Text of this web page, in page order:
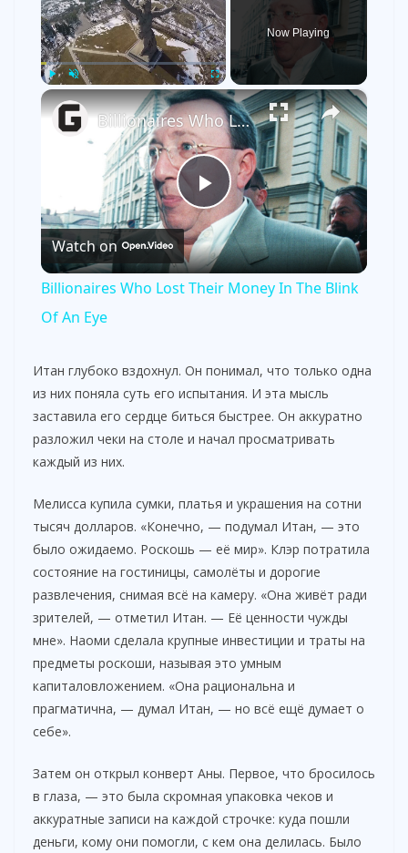
Fullscreen
Now Playing
×
P
l
y
V
d
e
o
Billionaires Who Lost Their Money In The Blink Of An Eye
Watch on
Billionaires Who Lost Their Money In The Blink
Of An Eye
Итан глубоко вздохнул. Он понимал, что только одна
из них поняла суть его испытания. И эта мысль
заставила его сердце биться быстрее. Он аккуратно
разложил чеки на столе и начал просматривать
каждый из них.
Мелисса купила сумки, платья и украшения на сотни
тысяч долларов. «Конечно, — подумал Итан, — это
было ожидаемо. Роскошь — её мир». Клэр потратила
состояние на гостиницы, самолёты и дорогие
развлечения, снимая всё на камеру. «Она живёт ради
зрителей, — отметил Итан. — Её ценности чужды
мне». Наоми сделала крупные инвестиции и траты на
предметы роскоши, называя это умным
капиталовложением. «Она рациональна и
прагматична, — думал Итан, — но всё ещё думает о
себе».
Затем он открыл конверт Аны. Первое, что бросилось
в глаза, — это была скромная упаковка чеков и
аккуратные записи на каждой строчке: куда пошли
деньги, кому они помогли, с кем она делилась. Было